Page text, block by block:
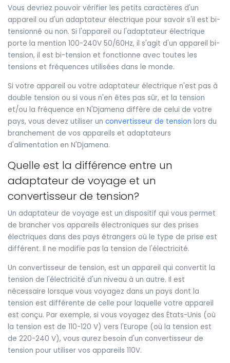
Vous devriez pouvoir vérifier les petits caractères d'un
appareil ou d'un adaptateur électrique pour savoir s'il est bi-
tensionné ou non. Si l'appareil ou l'adaptateur électrique
porte la mention 100-240V 50/60Hz, il s'agit d'un appareil bi-
tension, il est bi-tension et fonctionne avec toutes les
tensions et fréquences utilisées dans le monde.
Si votre appareil ou votre adaptateur électrique n'est pas à
double tension ou si vous n'en êtes pas sûr, et la tension
et/ou la fréquence en N'Djamena diffère de celui de votre
pays, vous devez utiliser un convertisseur de tension lors du
branchement de vos appareils et adaptateurs
d'alimentation en N'Djamena.
Quelle est la différence entre un
adaptateur de voyage et un
convertisseur de tension?
Un adaptateur de voyage est un dispositif qui vous permet
de brancher vos appareils électroniques sur des prises
électriques dans des pays étrangers où le type de prise est
différent. Il ne modifie pas la tension de l'électricité.
Un convertisseur de tension, est un appareil qui convertit la
tension de l'électricité d'un niveau à un autre. Il est
nécessaire lorsque vous voyagez dans un pays dont la
tension est différente de celle pour laquelle votre appareil
est conçu. Par exemple, si vous voyagez des États-Unis (où
la tension est de 110-120 V) vers l'Europe (où la tension est
de 220-240 V), vous aurez besoin d'un convertisseur de
tension pour utiliser vos appareils 110V.